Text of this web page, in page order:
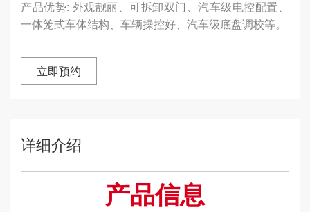
产品优势: 外观靓丽、可拆卸双门、汽车级电控配置、
一体笼式车体结构、车辆操控好、汽车级底盘调校等。
立即预约
详细介绍
产品信息